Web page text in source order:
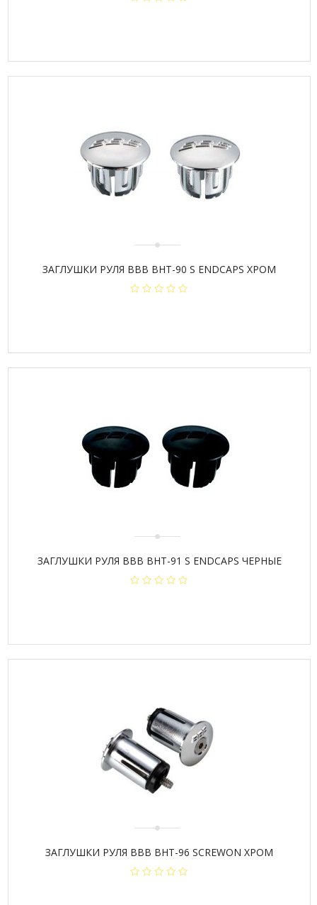
ЗАГЛУШКИ РУЛЯ BBB BHT-90 S ENDCAPS ХРОМ
ЗАГЛУШКИ РУЛЯ BBB BHT-91 S ENDCAPS ЧЕРНЫЕ
ЗАГЛУШКИ РУЛЯ BBB BHT-96 SCREWON ХРОМ